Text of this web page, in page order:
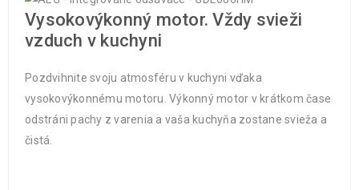
Vysokovýkonný motor. Vždy svieži
vzduch v kuchyni
Pozdvihnite svoju atmosféru v kuchyni vďaka
vysokovýkonnému motoru. Výkonný motor v krátkom čase
odstráni pachy z varenia a vaša kuchyňa zostane svieža a
čistá.